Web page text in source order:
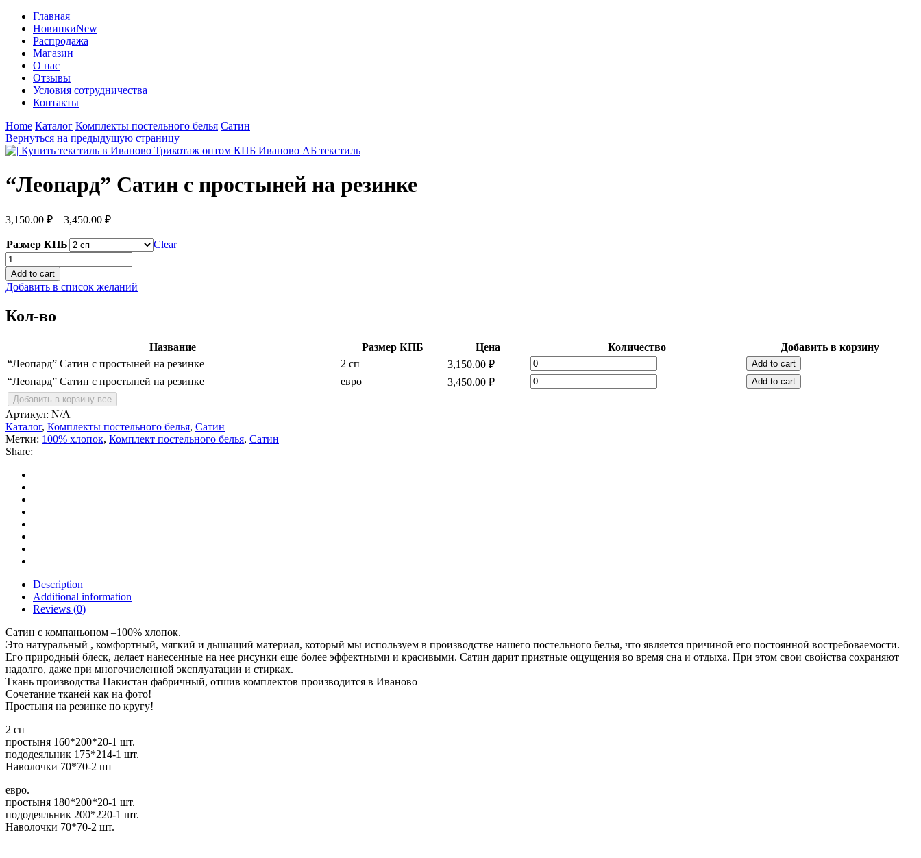
Главная
НовинкиNew
Распродажа
Магазин
О нас
Отзывы
Условия сотрудничества
Контакты
Home Каталог Комплекты постельного белья Сатин
Вернуться на предыдущую страницу
“Леопард” Сатин с простыней на резинке
3,150.00 ₽ – 3,450.00 ₽
Размер КПБ
Clear
"Леопард"
Сатин
с
простыней
резинке
Add to cart
Добавить в список желаний
Кол-во
Название Размер КПБ Цена Количество
Добавить в корзину
“Леопард” Сатин с простыней на резинке
2 сп 3,150.00 ₽
"Леопард"
Сатин
с
Add to cart
“Леопард” Сатин с простыней на резинке евро 3,450.00 ₽
"Леопард"
Сатин
Add to cart
Добавить в корзину все
Артикул: N/A
Каталог, Комплекты постельного белья, Сатин
Метки: 100% хлопок, Комплект постельного белья, Сатин
Share:
Description
Additional information
Reviews (0)
Сатин с компаньоном –100% хлопок.
Это натуральный , комфортный, мягкий и дышащий материал, который мы используем в производстве нашего постельного белья, что является причиной его постоянной востребоваемости.
Его природный блеск, делает нанесенные на нее рисунки еще более эффектными и красивыми. Сатин дарит приятные ощущения во время сна и отдыха. При этом свои свойства сохраняют
надолго, даже при многочисленной эксплуатации и стирках.
Ткань производства Пакистан фабричный, отшив комплектов производится в Иваново
Сочетание тканей как на фото!
Простыня на резинке по кругу!
2 сп
простыня 160*200*20-1 шт.
пододеяльник 175*214-1 шт.
Наволочки 70*70-2 шт
евро.
простыня 180*200*20-1 шт.
пододеяльник 200*220-1 шт.
Наволочки 70*70-2 шт.